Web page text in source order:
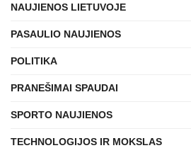
NAUJIENOS LIETUVOJE
PASAULIO NAUJIENOS
POLITIKA
PRANEŠIMAI SPAUDAI
SPORTO NAUJIENOS
TECHNOLOGIJOS IR MOKSLAS